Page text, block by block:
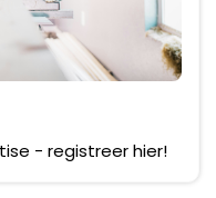
- registreer hier!